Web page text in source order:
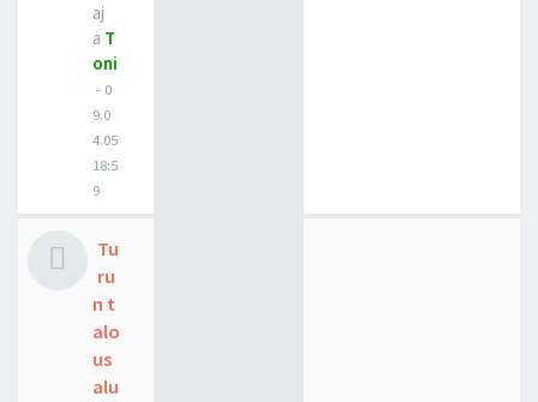
aj
a T
oni
- 0
9.0
4.05
18:5
9
Tu
ru
n t
alo
us
alu